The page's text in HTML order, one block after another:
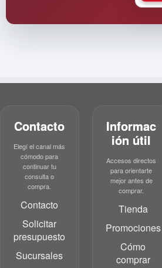
Contacto
Elegí el canal más
cómodo para
continuar tu
consulta o
compra.
Contacto
Solicitar
presupuesto
Sucursales
Informac
ión útil
Accesos directos
para orientarte
mejor antes de
comprar.
Tienda
Promociones
Cómo
comprar